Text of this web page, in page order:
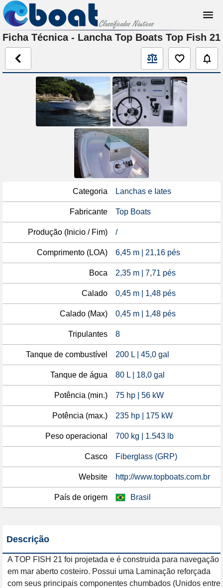
Ficha Técnica - Lancha Top Boats Top Fish 21
Categoria Lanchas e Iates
Fabricante Top Boats
Produção (Inicio / Fim) /
Comprimento (LOA) 6,45 m | 21,16 pés
Boca 2,35 m | 7,71 pés
Calado 0,45 m | 1,48 pés
Calado (Max) 0,45 m | 1,48 pés
Tripulantes 8
Tanque de combustível 200 L | 45,0 gal
Tanque de água 80 L | 18,0 gal
Potência (min.) 75 hp | 56 kW
Potência (max.) 235 hp | 175 kW
Peso operacional 700 kg | 1.543 lb
Casco Fiberglass (GRP)
Website http://www.topboats.com.br
País de origem Brasil
Descrição
A TOP FISH 21 foi projetada e é construida para navegação
em mar aberto costeiro. Possui uma Laminação reforçada
com seus principais componentes chumbados (Unidos entre